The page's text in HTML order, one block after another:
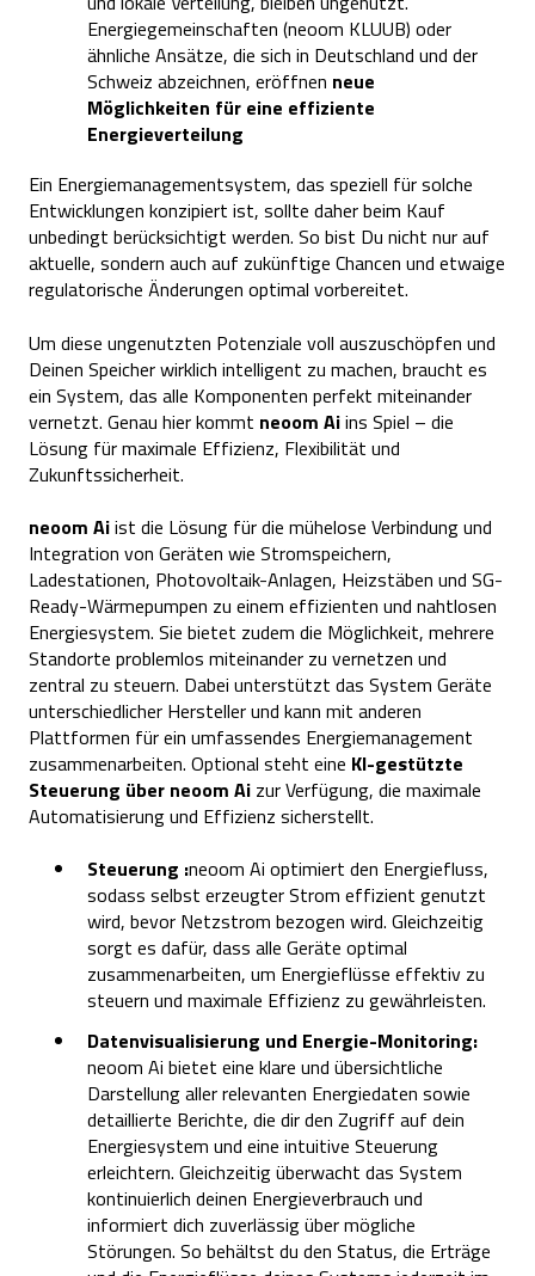
Energiegemeinschaften (neoom KLUUB) oder
ähnliche Ansätze, die sich in Deutschland und der
Schweiz abzeichnen, eröffnen neue
Möglichkeiten für eine effiziente
Energieverteilung
Ein Energiemanagementsystem, das speziell für solche
Entwicklungen konzipiert ist, sollte daher beim Kauf
unbedingt berücksichtigt werden. So bist Du nicht nur auf
aktuelle, sondern auch auf zukünftige Chancen und etwaige
regulatorische Änderungen optimal vorbereitet.
Um diese ungenutzten Potenziale voll auszuschöpfen und
Deinen Speicher wirklich intelligent zu machen, braucht es
ein System, das alle Komponenten perfekt miteinander
vernetzt. Genau hier kommt neoom Aiins Spiel – die
Lösung für maximale Effizienz, Flexibilität und
Zukunftssicherheit.
neoom Aiist die Lösung für die mühelose Verbindung und
Integration von Geräten wie Stromspeichern,
Ladestationen, Photovoltaik-Anlagen, Heizstäben und SG-
Ready-Wärmepumpen zu einem effizienten und nahtlosen
Energiesystem. Sie bietet zudem die Möglichkeit, mehrere
Standorte problemlos miteinander zu vernetzen und
zentral zu steuern. Dabei unterstützt das System Geräte
unterschiedlicher Hersteller und kann mit anderen
Plattformen für ein umfassendes Energiemanagement
zusammenarbeiten. Optional steht eine KI-gestützte
Steuerung über neoom Ai zur Verfügung, die maximale
Automatisierung und Effizienz sicherstellt.
Steuerung :neoom Ai optimiert den Energiefluss,
sodass selbst erzeugter Strom effizient genutzt
wird, bevor Netzstrom bezogen wird. Gleichzeitig
sorgt es dafür, dass alle Geräte optimal
zusammenarbeiten, um Energieflüsse effektiv zu
steuern und maximale Effizienz zu gewährleisten.
Datenvisualisierung und Energie-Monitoring:
neoom Ai bietet eine klare und übersichtliche
Darstellung aller relevanten Energiedaten sowie
detaillierte Berichte, die dir den Zugriff auf dein
Energiesystem und eine intuitive Steuerung
erleichtern. Gleichzeitig überwacht das System
kontinuierlich deinen Energieverbrauch und
informiert dich zuverlässig über mögliche
Störungen. So behältst du den Status, die Erträge